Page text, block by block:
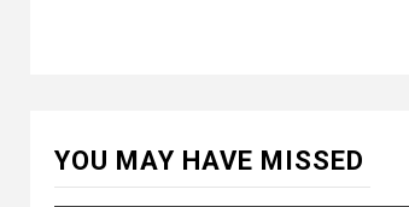
YOU MAY HAVE MISSED